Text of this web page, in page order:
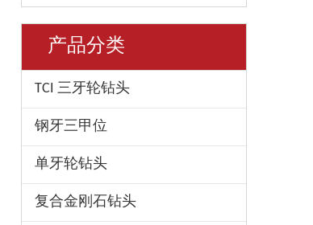
产品分类
TCI 三牙轮钻头
钢牙三甲位
单牙轮钻头
复合金刚石钻头